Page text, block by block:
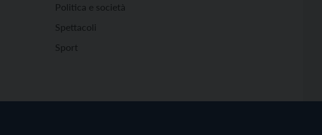
Politica e società
Spettacoli
Sport